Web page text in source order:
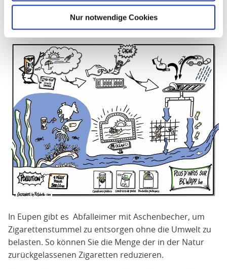
Nur notwendige Cookies
häufig Zigarettenstummel in Nestern gefunden,
was negative Auswirkungen auf die Tiere hat.
In Eupen gibt es Abfalleimer mit Aschenbecher, um
Zigarettenstummel zu entsorgen ohne die Umwelt zu
belasten. So können Sie die Menge der in der Natur
zurückgelassenen Zigaretten reduzieren.